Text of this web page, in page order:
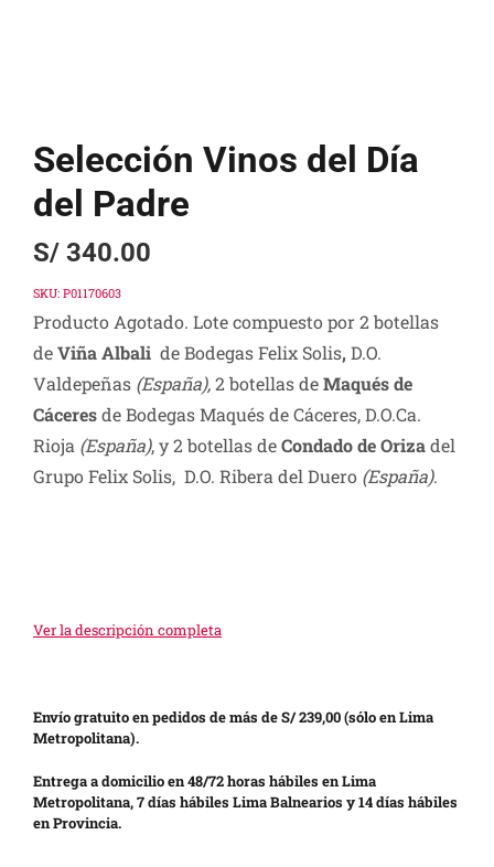
Selección Vinos del Día
del Padre
S/340.00
SKU: P01170603
Producto Agotado. Lote compuesto por 2 botellas
deViña Albali de Bodegas Felix Solis, D.O.
Valdepeñas(España),2 botellas deMaqués de
Cáceresde Bodegas Maqués de Cáceres, D.O.Ca.
Rioja (España), y 2 botellas deCondado de Orizadel
Grupo Felix Solis, D.O. Ribera del Duero (España).
Ver la descripción completa
Envío gratuito en pedidos de más de S/ 239,00 (sólo en Lima
Metropolitana).
Entrega a domicilio en 48/72 horas hábiles en Lima
Metropolitana, 7 días hábiles Lima Balnearios y 14 días hábiles
en Provincia.